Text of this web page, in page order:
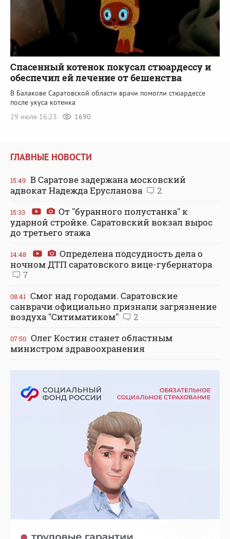
Спасенный котенок покусал стюардессу и
обеспечил ей лечение от бешенства
В Балакове Саратовской области врачи помогли стюардессе
после укуса котенка
29 июля 16:23
1690
ГЛАВНЫЕ НОВОСТИ
15:49 В Саратове задержана московский
адвокат Надежда Ерусланова
2
15:33
От "буранного полустанка" к
ударной стройке. Саратовский вокзал вырос
до третьего этажа
14:48
Определена подсудность дела о
ночном ДТП саратовского вице-губернатора
7
08:41 Смог над городами. Саратовские
санврачи официально признали загрязнение
воздуха "Ситиматиком"
2
07:50 Олег Костин станет областным
министром здравоохранения